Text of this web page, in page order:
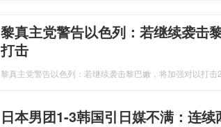
黎真主党警告以色列：若继续袭击
打击
黎真主党警告以色列：若继续袭击黎巴嫩，将加强对以打击
日本男团1-3韩国引日媒不满：连